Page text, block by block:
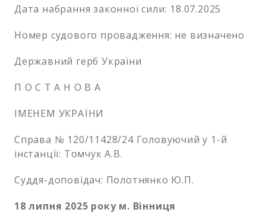
Дата набрання законної сили: 18.07.2025
Номер судового провадження: не визначено
Державний герб України
П О С Т А Н О В А
ІМЕНЕМ УКРАЇНИ
Справа № 120/11428/24 Головуючий у 1-й
інстанції: Томчук А.В.
Суддя-доповідач: Полотнянко Ю.П.
18 липня 2025 року м. Вінниця